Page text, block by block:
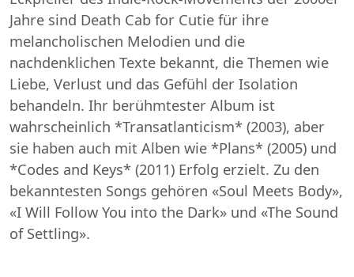
Jahre sind Death Cab for Cutie für ihre
melancholischen Melodien und die
nachdenklichen Texte bekannt, die Themen wie
Liebe, Verlust und das Gefühl der Isolation
behandeln. Ihr berühmtester Album ist
wahrscheinlich *Transatlanticism* (2003), aber
sie haben auch mit Alben wie *Plans* (2005) und
*Codes and Keys* (2011) Erfolg erzielt. Zu den
bekanntesten Songs gehören «Soul Meets Body»,
«I Will Follow You into the Dark» und «The Sound
of Settling».